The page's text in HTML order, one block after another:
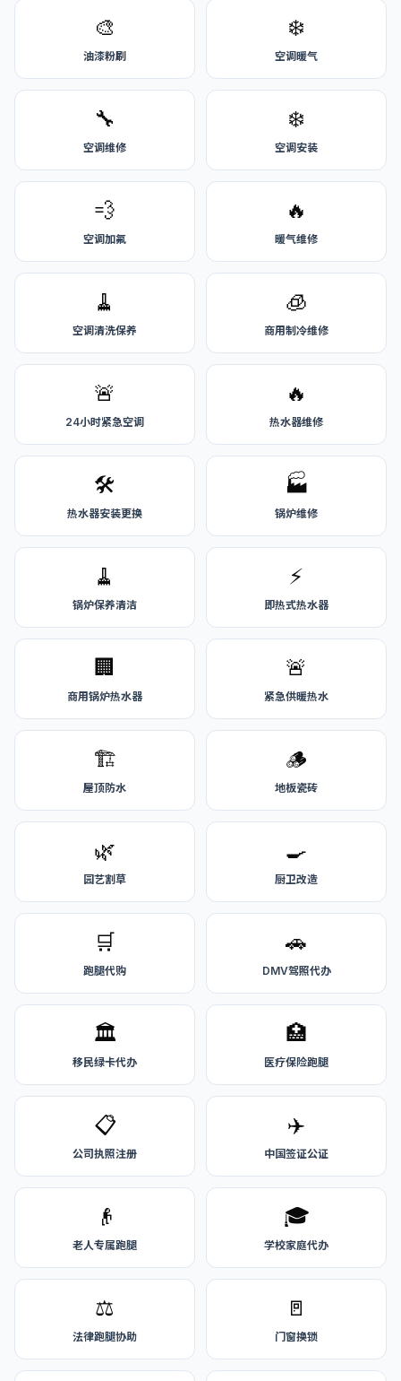
🎨
油漆粉刷
❄️
空调暖气
🔧
空调维修
❄️
空调安装
💨
空调加氟
🔥
暖气维修
🧹
空调清洗保养
🧊
商用制冷维修
🚨
24小时紧急空调
🔥
热水器维修
🛠️
热水器安装更换
🏭
锅炉维修
🧹
锅炉保养清洁
⚡
即热式热水器
🏢
商用锅炉热水器
🚨
紧急供暖热水
🏗️
屋顶防水
🪵
地板瓷砖
🌿
园艺割草
🍳
厨卫改造
🛒
跑腿代购
🚗
DMV驾照代办
🏛️
移民绿卡代办
🏥
医疗保险跑腿
📋
公司执照注册
✈️
中国签证公证
👴
老人专属跑腿
🎓
学校家庭代办
⚖️
法律跑腿协助
🚪
门窗换锁